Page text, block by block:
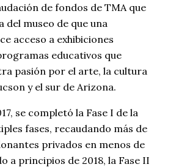
de fondos de TMA que
del museo de que una
acceso a exhibiciones
educativos que
pasión por el arte, la cultura
y el sur de Arizona.
se completó la Fase I de la
fases, recaudando más de
privados en menos de
a principios de 2018, la Fase II